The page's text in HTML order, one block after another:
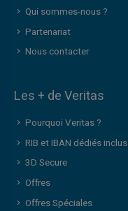
Qui sommes-nous ?
Partenariat
Nous contacter
Les + de Veritas
Pourquoi Veritas ?
RIB et IBAN dédiés inclus
3D Secure
Offres
Offres Spéciales